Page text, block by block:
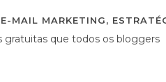
E-MAIL MARKETING,
gratuitas que todos os bloggers